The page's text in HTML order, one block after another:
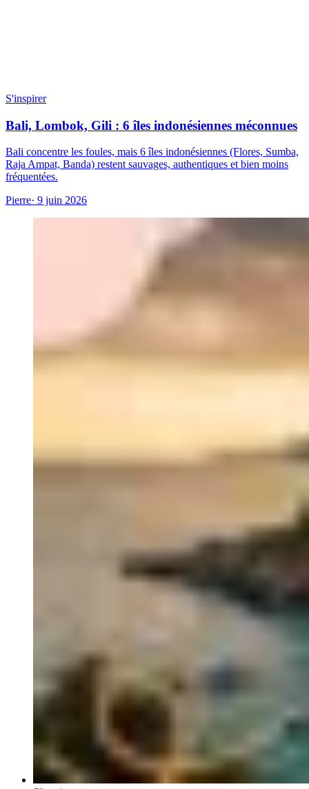
S'inspirer
Bali, Lombok, Gili : 6 îles indonésiennes méconnues
Bali concentre les foules, mais 6 îles indonésiennes (Flores, Sumba,
Raja Ampat, Banda) restent sauvages, authentiques et bien moins
fréquentées.
Pierre· 9 juin 2026